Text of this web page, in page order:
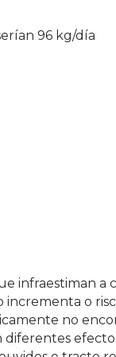
96 kg/día
infraestiman a
o
no